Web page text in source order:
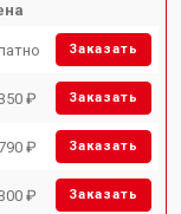
Заказать
₽ Заказать
₽ Заказать
₽ Заказать